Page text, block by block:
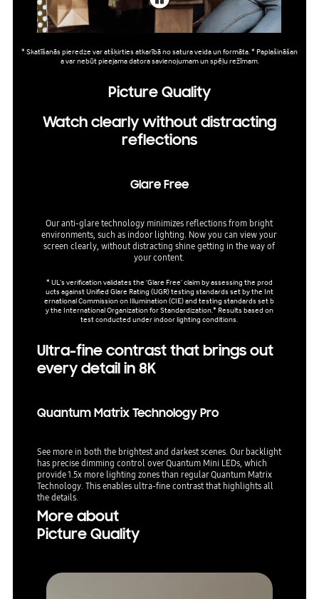
* Skatīšanās pieredze var atšķirties atkarībā no satura veida un formāta. * Paplašināšan
a var nebūt pieejama datora savienojumam un spēļu režīmam.
Picture Quality
Watch clearly without distracting
reflections
Glare Free
Our anti-glare technology minimizes reflections from bright
environments, such as indoor lighting. Now you can view your
screen clearly, without distracting shine getting in the way of
your content.
* UL’s verification validates the ‘Glare Free’ claim by assessing the prod
ucts against Unified Glare Rating (UGR) testing standards set by the Int
ernational Commission on Illumination (CIE) and testing standards set b
y the International Organization for Standardization.* Results based on
test conducted under indoor lighting conditions.
Ultra-fine contrast that brings out
every detail in 8K
Quantum Matrix Technology Pro
See more in both the brightest and darkest scenes. Our backlight
has precise dimming control over Quantum Mini LEDs, which
provide 1.5x more lighting zones than regular Quantum Matrix
Technology. This enables ultra-fine contrast that highlights all
the details.
More about
Picture Quality